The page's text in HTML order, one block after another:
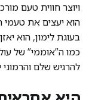
ויוצר חווית טעם
הוא יעצים את טעמי
בעוגת לימון, הוא
כמו ה”אוממי” של
להרגיש שלם והרמוני